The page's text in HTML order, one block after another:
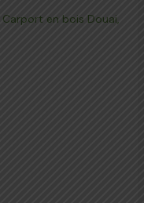
en bois Douai,